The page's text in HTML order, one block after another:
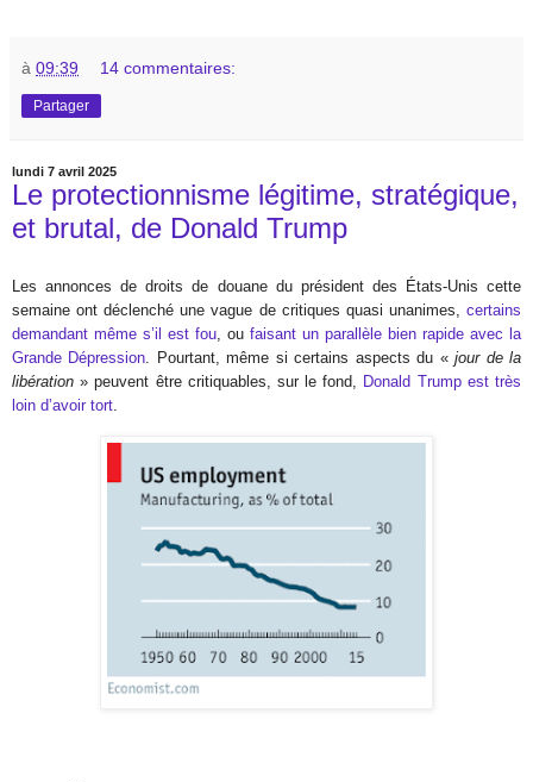
à 09:39 14 commentaires:
Partager
lundi 7 avril 2025
Le protectionnisme légitime, stratégique,
et brutal, de Donald Trump
Les annonces de droits de douane du président des États-Unis cette
semaine ont déclenché une vague de critiques quasi unanimes, certains
demandant même s’il est fou , ou faisant un parallèle bien rapide avec la
Grande Dépression . Pourtant, même si certains aspects du «jour de la
libération » peuvent être critiquables, sur le fond,
Donald Trump est très
loin d’avoir tort